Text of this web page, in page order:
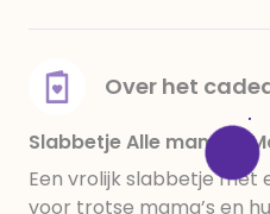
Over het
Slabbetje Alle mama's
Een vrolijk slabbetje met
voor trotse mama’s en